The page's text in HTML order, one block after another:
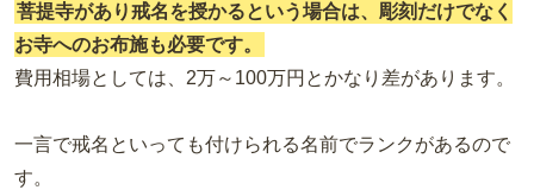
菩提寺があり戒名を授かるという場合は、彫刻だけでなく
お寺へのお布施も必要です。
費用相場としては、2万～100万円とかなり差があります。
一言で戒名といっても付けられる名前でランクがあるので
す。